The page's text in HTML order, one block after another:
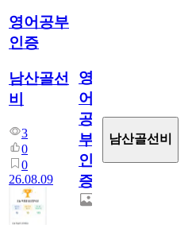
영어공부
인증
남산골선
비
3
0
0
26.08.09
영
어
공
부
인
증
남산골선비